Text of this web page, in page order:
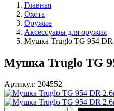
Главная
Охота
Оружие
Аксессуары для оружия
Мушка Truglo TG 954 DR
Мушка Truglo TG
Артикул: 204552